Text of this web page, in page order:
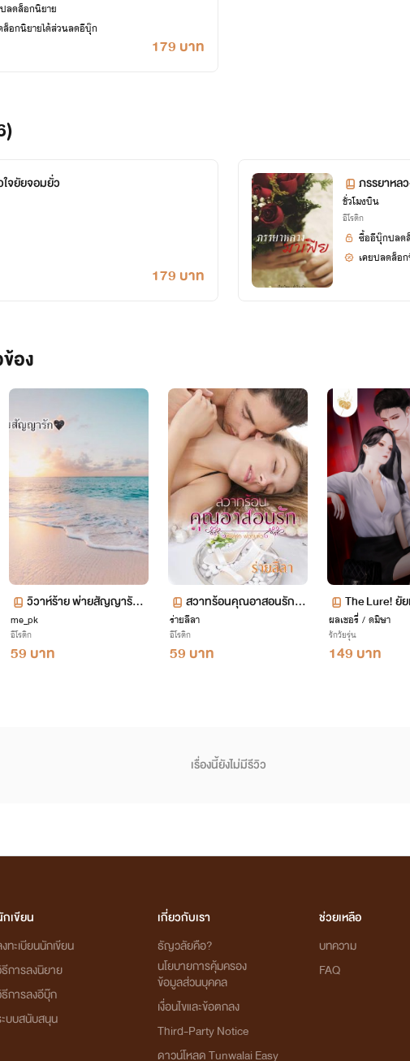
179 บาท
ลดล็อกนิยาย
ล็อกนิยายได้ส่วนลดอีบุ๊ก
จยัยจอมยั่ว
179 บาท
ภรรยาหล
ชั่วโมงบิน
อีโรติก
ซื้ออีบุ๊กปลด
เคยปลดล็อ
อง
วิวาห์ร้าย พ่ายสัญญารัก1
8+ (จบแล้ว)END.
me_pk
อีโรติก
59 บาท
สวาทร้อนคุณอาสอนรัก ซี
รีส์ พ่อทูนหัว (จบ)
ร่ายลีลา
อีโรติก
59 บาท
The Lure! ยั
บไอ้หล่อสุดโห
ปรุง]
ผลเชอรี่ / ดมิษา
รักวัยรุ่น
149 บาท
เรื่องนี้ยังไม่มีรีวิว
เขียน
ทะเบียนนักเขียน
การลงนิยาย
การลงอีบุ๊ก
บบสนับสนุน
เกี่ยวกับเรา
ธัญวลัยคือ?
นโยบายการคุ้มครอง
ข้อมูลส่วนบุคคล
เงื่อนไขและข้อตกลง
Third-Party Notice
ดาวน์โหลด Tunwalai Easy
ช่วยเหลือ
บทความ
FAQ